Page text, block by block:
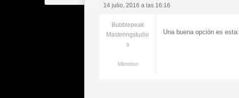
14 julio, 2016 a las 16:16
Bubblepeak
Masteringstudio
s
Miembro
Una buena opción es esta: